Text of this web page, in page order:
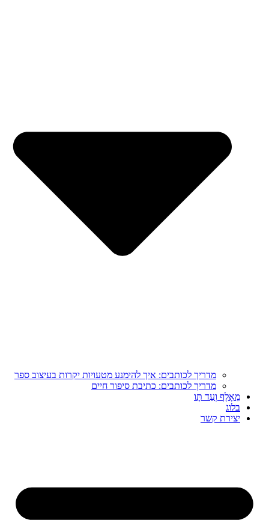
מדריך לכותבים: איך להימנע מטעויות יקרות בעיצוב ספר
מדריך לכותבים: כתיבת סיפור חיים
מֵאָלֶף וְעַד תָּו
בלוג
יצירת קשר